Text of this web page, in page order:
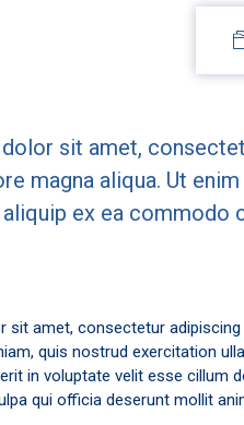
sit amet,
magna aliqua. Ut
ex ea commodo
sit amet, consectetur
quis nostrud exercitation
in voluptate velit esse cillum
qui officia deserunt mollit